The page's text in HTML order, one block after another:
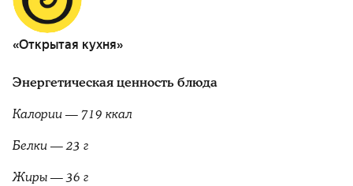
«Открытая кухня»
Энергетическая ценность блюда
Калории — 719 ккал
Белки — 23 г
Жиры — 36 г